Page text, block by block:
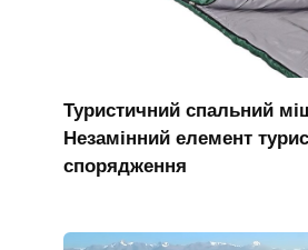
Туристичний спальний
Незамінний елемент
спорядження